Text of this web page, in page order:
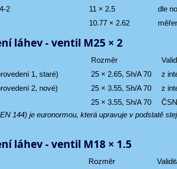
2
11 × 2.5
dle
10.77 × 2.62
láhev - ventil M25 × 2
Rozměr
1, staré)
25 × 2.65, Sh/A 70
z
2, nové)
25 × 3.55, Sh/A 70
z
25 × 3.55, Sh/A 70
144) je euronormou, která upravuje v podstatě
láhev - ventil M18 × 1.5
Rozměr